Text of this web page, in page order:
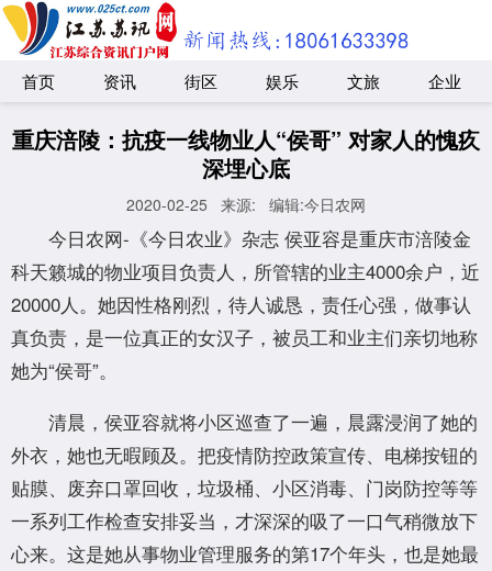
首页 资讯 街区 娱乐 文旅 企业
重庆涪陵：抗疫一线物业人“侯哥” 对家人的愧疚
深埋心底
2020-02-25 来源: 编辑:今日农网
今日农网-《今日农业》杂志 侯亚容是重庆市涪陵金
科天籁城的物业项目负责人，所管辖的业主4000余户，近
20000人。她因性格刚烈，待人诚恳，责任心强，做事认
真负责，是一位真正的女汉子，被员工和业主们亲切地称
她为“侯哥”。
清晨，侯亚容就将小区巡查了一遍，晨露浸润了她的
外衣，她也无暇顾及。把疫情防控政策宣传、电梯按钮的
贴膜、废弃口罩回收，垃圾桶、小区消毒、门岗防控等等
一系列工作检查安排妥当，才深深的吸了一口气稍微放下
心来。这是她从事物业管理服务的第17个年头，也是她最